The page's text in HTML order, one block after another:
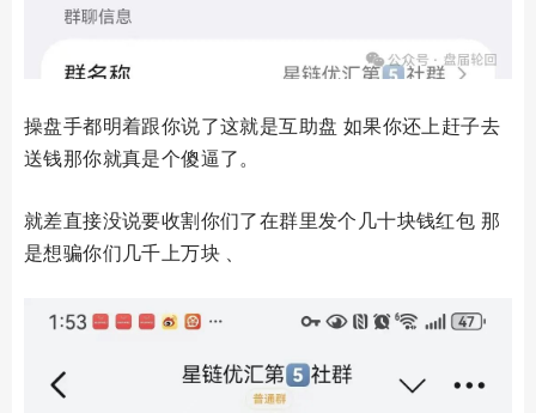
操盘手都明着跟你说了这就是互助盘 如果你还上赶子去
送钱那你就真是个傻逼了。
就差直接没说要收割你们了在群里发个几十块钱红包 那
是想骗你们几千上万块 、